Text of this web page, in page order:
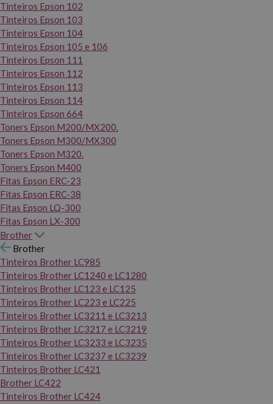
Tinteiros Epson 102
Tinteiros Epson 103
Tinteiros Epson 104
Tinteiros Epson 105 e 106
Tinteiros Epson 111
Tinteiros Epson 112
Tinteiros Epson 113
Tinteiros Epson 114
Tinteiros Epson 664
Toners Epson M200/MX200.
Toners Epson M300/MX300
Toners Epson M320.
Toners Epson M400
Fitas Epson ERC-23
Fitas Epson ERC-38
Fitas Epson LQ-300
Fitas Epson LX-300
Brother
Brother
Tinteiros Brother LC985
Tinteiros Brother LC1240 e LC1280
Tinteiros Brother LC123 e LC125
Tinteiros Brother LC223 e LC225
Tinteiros Brother LC3211 e LC3213
Tinteiros Brother LC3217 e LC3219
Tinteiros Brother LC3233 e LC3235
Tinteiros Brother LC3237 e LC3239
Tinteiros Brother LC421
Brother LC422
Tinteiros Brother LC424